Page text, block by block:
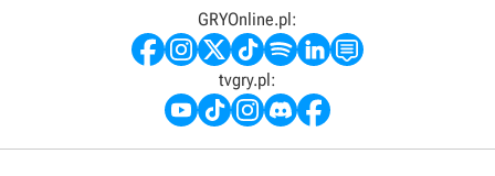
GRYOnline.pl:
tvgry.pl: